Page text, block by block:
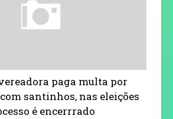
paga multa por
santinhos, nas eleições
é encerrrado